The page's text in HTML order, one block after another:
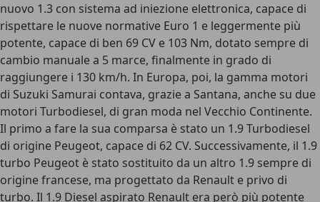
nuovo 1.3 con sistema ad iniezione elettronica, capace di
rispettare le nuove normative Euro 1 e leggermente più
potente, capace di ben 69 CV e 103 Nm, dotato sempre di
cambio manuale a 5 marce, finalmente in grado di
raggiungere i 130 km/h. In Europa, poi, la gamma motori
di Suzuki Samurai contava, grazie a Santana, anche su due
motori Turbodiesel, di gran moda nel Vecchio Continente.
Il primo a fare la sua comparsa è stato un 1.9 Turbodiesel
di origine Peugeot, capace di 62 CV. Successivamente, il 1.9
turbo Peugeot è stato sostituito da un altro 1.9 sempre di
origine francese, ma progettato da Renault e privo di
turbo. Il 1.9 Diesel aspirato Renault era però più potente